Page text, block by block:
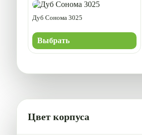
Дуб Сонома 3025
Выбрать
Цвет корпуса